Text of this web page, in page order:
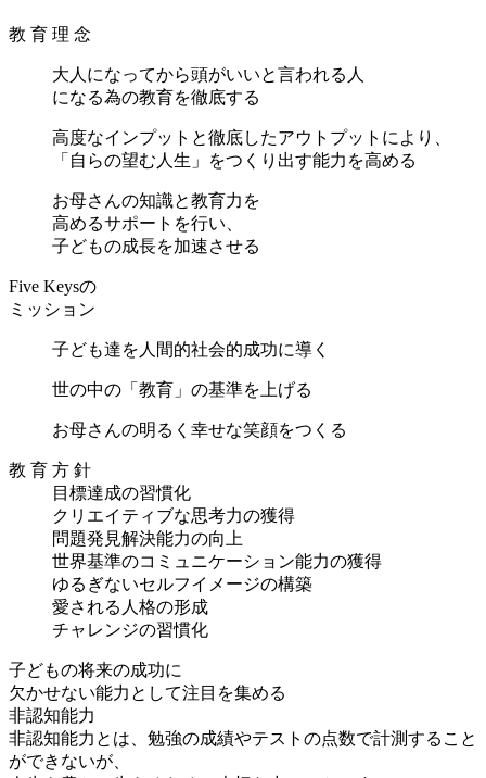
教 育 理 念
大人になってから頭がいいと言われる人
になる為の教育を徹底する
高度なインプットと徹底したアウトプットにより、
「自らの望む人生」をつくり出す能力を高める
お母さんの知識と教育力を
高めるサポートを行い、
子どもの成長を加速させる
Five Keysの
ミッション
子ども達を人間的社会的成功に導く
世の中の「教育」の基準を上げる
お母さんの明るく幸せな笑顔をつくる
教 育 方 針
目標達成の習慣化
クリエイティブな思考力の獲得
問題発見解決能力の向上
世界基準のコミュニケーション能力の獲得
ゆるぎないセルフイメージの構築
愛される人格の形成
チャレンジの習慣化
子どもの将来の成功に
欠かせない能力として注目を集める
非認知能力
非認知能力とは、勉強の成績やテストの点数で計測すること
ができないが、